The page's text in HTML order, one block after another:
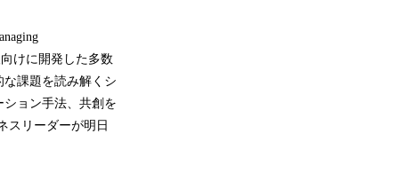
けに開発した多数
課題を読み解くシ
ョン手法、共創を
スリーダーが明日